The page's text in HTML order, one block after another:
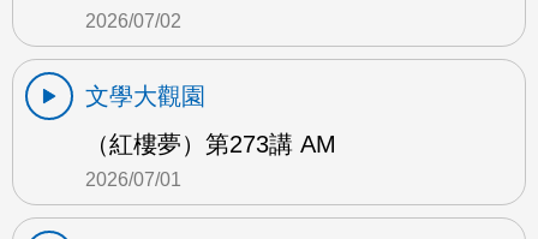
2026/07/02
文學大觀園
（紅樓夢）第273講 AM
2026/07/01